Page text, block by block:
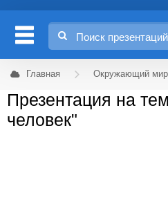
Главная Окружающий мир
Презентация на
человек"